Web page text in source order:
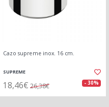
Cazo supreme inox. 16 cm.
SUPREME
18,46€ 26,38€ - 30%